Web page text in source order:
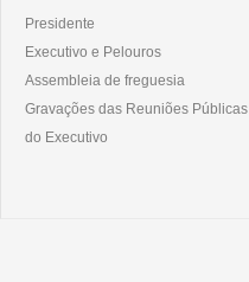
Presidente
Executivo e Pelouros
Assembleia de freguesia
Gravações das Reuniões Públicas
do Executivo